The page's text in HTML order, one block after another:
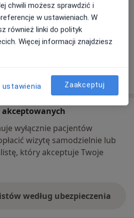
umawiać wizyt przez
sytuacji?
o adresie
akceptowanych
wyłącznie pacjentów
wizytę samodzielnie lub
który akceptuje Twoje
według ubezpieczenia
chwili możesz sprawdzić i
w ustawieniach. W
również linki do polityk
Więcej informacji znajdziesz
ustawienia Zaakceptuj